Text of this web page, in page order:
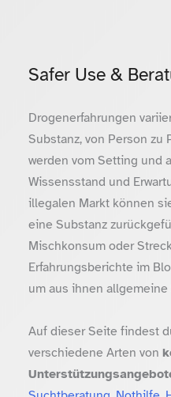
Safer Use &
Drogenerfahrungen
Substanz, von Person zu
werden vom Setting und
Wissensstand und
illegalen Markt können
eine Substanz
Mischkonsum oder
Erfahrungsberichte im
um aus ihnen
Auf dieser Seite findest
verschiedene Arten von